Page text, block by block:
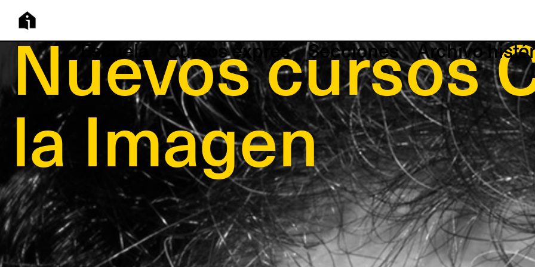
Escuela Cursos exprés Secciones Archivo
Casa de